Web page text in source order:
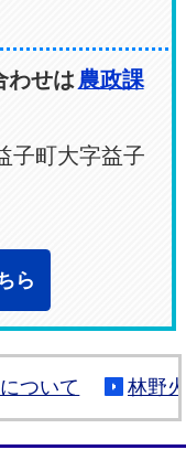
わせは 農政課
子町大字益子
ら
ついて 林野